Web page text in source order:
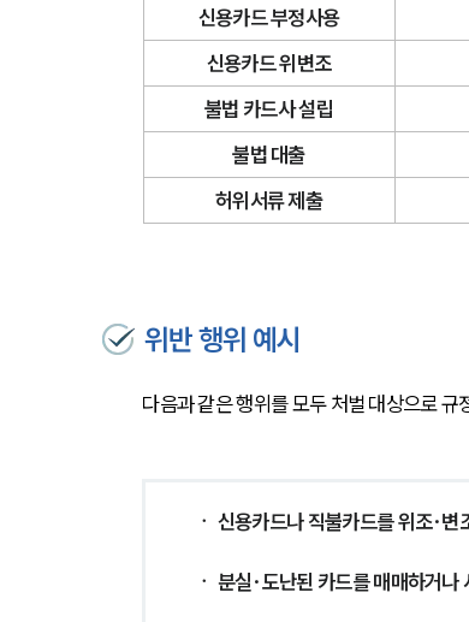
신용카드 부정사용
신용카드 위변조
불법 카드사 설립
불법 대출
허위서류 제출
위반 행위 예시
다음과 같은 행위를 모두 처벌 대상으로 규
ㆍ 신용카드나 직불카드를 위조·
ㆍ 분실·도난된 카드를 매매하거나